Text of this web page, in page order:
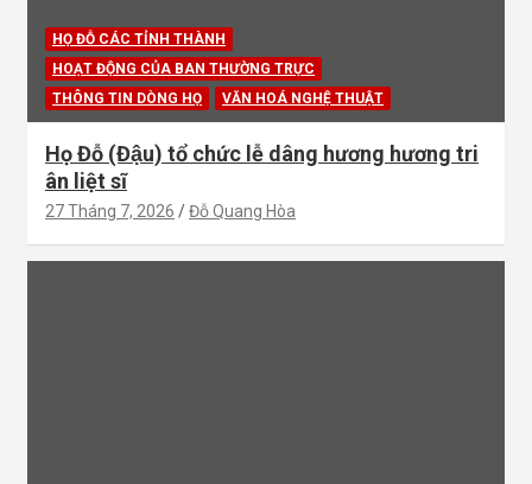
HỌ ĐỖ CÁC TỈNH THÀNH
HOẠT ĐỘNG CỦA BAN THƯỜNG TRỰC
THÔNG TIN DÒNG HỌ
VĂN HOÁ NGHỆ THUẬT
Họ Đỗ (Đậu) tổ chức lễ dâng hương hương tri
ân liệt sĩ
27 Tháng 7, 2026 Đỗ Quang Hòa